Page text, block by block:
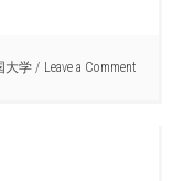
大学 Leave a Comment